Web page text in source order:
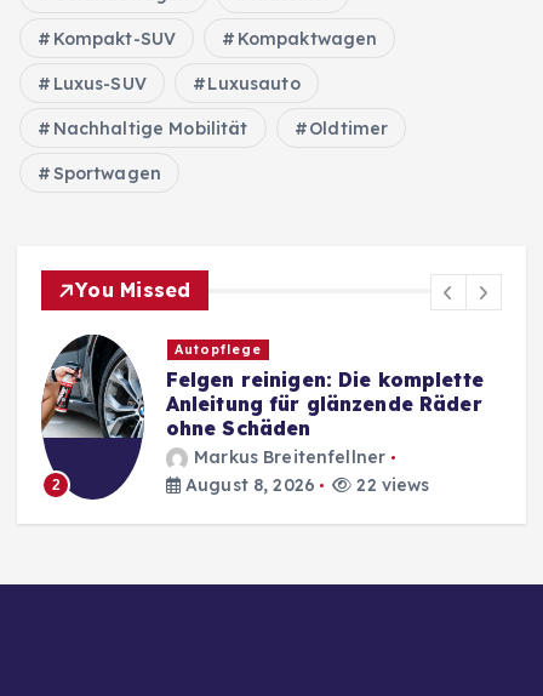
Kompakt-SUV Kompaktwagen
Luxus-SUV Luxusauto
Nachhaltige Mobilität Oldtimer
Sportwagen
You Missed
2
Autopflege
Felgen reinigen: Die komplette
Anleitung für glänzende Räder
ohne Schäden
Markus Breitenfellner
August 8, 2026
22 views